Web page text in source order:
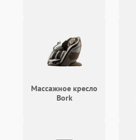
Массажное кресло
Bork